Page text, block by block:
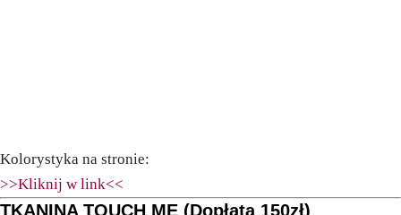
Kolorystyka na stronie:
>>Kliknij w link<<
TKANINA TOUCH ME (Dopłata 150zł)